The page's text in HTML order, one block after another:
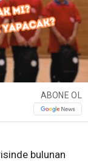
ABONE OL
bulunan